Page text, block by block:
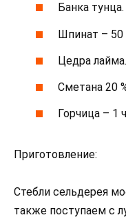
Банка тунца.
Шпинат – 50
Цедра лайма.
Сметана 20
Горчица – 1
Приготовление:
Стебли сельдерея
также поступаем с